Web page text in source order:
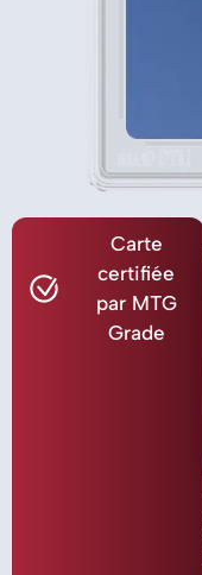
Carte
certifiée
par MTG
Grade